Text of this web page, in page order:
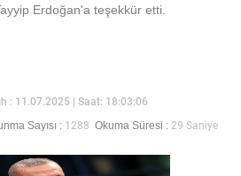
Erdoğan'a teşekkür etti.
: 11.07.2025 | Saat: 18:03:06
Sayısı : 1288 Okuma Süresi : 29 Saniye